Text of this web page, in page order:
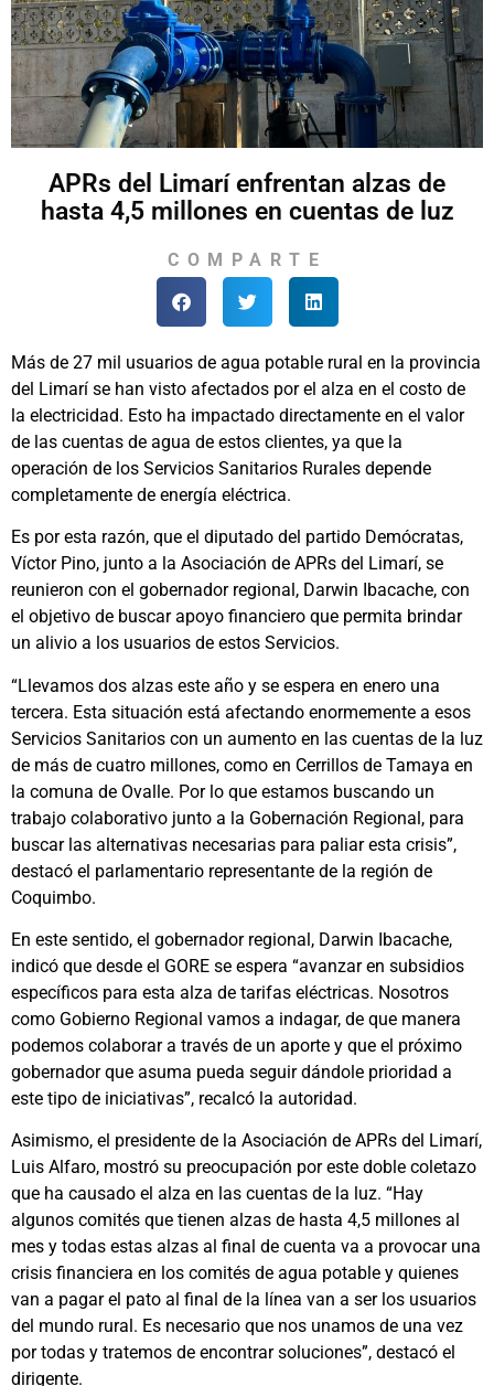
APRs del Limarí enfrentan alzas de
hasta 4,5 millones en cuentas de luz
COMPARTE
Más de 27 mil usuarios de agua potable rural en la provincia
del Limarí se han visto afectados por el alza en el costo de
la electricidad. Esto ha impactado directamente en el valor
de las cuentas de agua de estos clientes, ya que la
operación de los Servicios Sanitarios Rurales depende
completamente de energía eléctrica.
Es por esta razón, que el diputado del partido Demócratas,
Víctor Pino, junto a la Asociación de APRs del Limarí, se
reunieron con el gobernador regional, Darwin Ibacache, con
el objetivo de buscar apoyo financiero que permita brindar
un alivio a los usuarios de estos Servicios.
“Llevamos dos alzas este año y se espera en enero una
tercera. Esta situación está afectando enormemente a esos
Servicios Sanitarios con un aumento en las cuentas de la luz
de más de cuatro millones, como en Cerrillos de Tamaya en
la comuna de Ovalle. Por lo que estamos buscando un
trabajo colaborativo junto a la Gobernación Regional, para
buscar las alternativas necesarias para paliar esta crisis”,
destacó el parlamentario representante de la región de
Coquimbo.
En este sentido, el gobernador regional, Darwin Ibacache,
indicó que desde el GORE se espera “avanzar en subsidios
específicos para esta alza de tarifas eléctricas. Nosotros
como Gobierno Regional vamos a indagar, de que manera
podemos colaborar a través de un aporte y que el próximo
gobernador que asuma pueda seguir dándole prioridad a
este tipo de iniciativas”, recalcó la autoridad.
Asimismo, el presidente de la Asociación de APRs del Limarí,
Luis Alfaro, mostró su preocupación por este doble coletazo
que ha causado el alza en las cuentas de la luz. “Hay
algunos comités que tienen alzas de hasta 4,5 millones al
mes y todas estas alzas al final de cuenta va a provocar una
crisis financiera en los comités de agua potable y quienes
van a pagar el pato al final de la línea van a ser los usuarios
del mundo rural. Es necesario que nos unamos de una vez
por todas y tratemos de encontrar soluciones”, destacó el
dirigente.